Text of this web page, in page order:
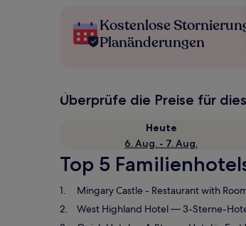
Kostenlose Stornierung
Planänderungen
Überprüfe die Preise für
Heute
6. Aug. - 7. Aug.
Top 5
Mingary Castle - Restaurant with
West Highland Hotel— 3-Sterne-